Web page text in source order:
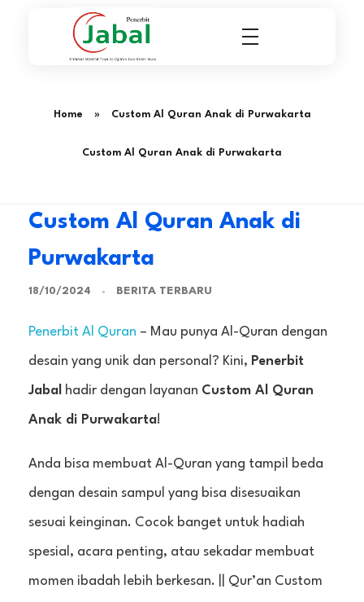
Home » Custom Al Quran Anak di Purwakarta
Custom Al Quran Anak di Purwakarta
Custom Al Quran Anak di
Purwakarta
18/10/2024 BERITA TERBARU
Penerbit Al Quran – Mau punya Al-Quran dengan
desain yang unik dan personal? Kini, Penerbit
Jabal hadir dengan layanan Custom Al Quran
Anak di Purwakarta!
Anda bisa membuat Al-Quran yang tampil beda
dengan desain sampul yang bisa disesuaikan
sesuai keinginan. Cocok banget untuk hadiah
spesial, acara penting, atau sekadar membuat
momen ibadah lebih berkesan. || Qur’an Custom